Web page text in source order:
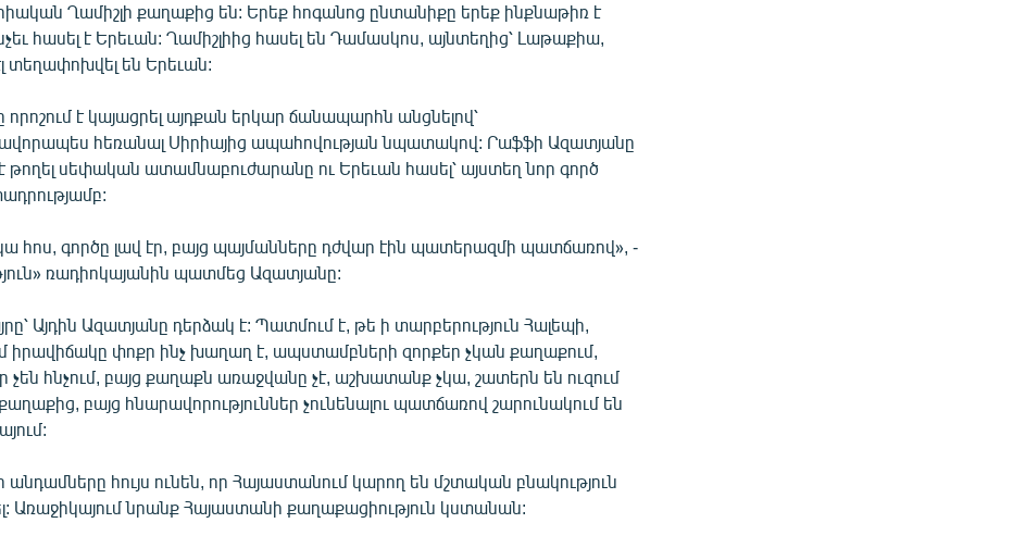
Ղամիշլի քաղաքից են: Երեք հոգանոց ընտանիքը երեք ինքնաթիռ է
հասել է Երեւան: Ղամիշլիից հասել են Դամասկոս, այնտեղից՝ Լաթաքիա,
տեղափոխվել են Երեւան:
է կայացրել այդքան երկար ճանապարհն անցնելով՝
հեռանալ Սիրիայից ապահովության նպատակով: Րաֆֆի Ազատյանը
թողել սեփական ատամնաբուժարանը ու Երեւան հասել՝ այստեղ նոր գործ
հոս, գործը լավ էր, բայց պայմանները դժվար էին պատերազմի պատճառով», -
ռադիոկայանին պատմեց Ազատյանը:
Այդին Ազատյանը դերձակ է: Պատմում է, թե ի տարբերություն Հալեպի,
իրավիճակը փոքր ինչ խաղաղ է, ապստամբների զորքեր չկան քաղաքում,
չեն հնչում, բայց քաղաքն առաջվանը չէ, աշխատանք չկա, շատերն են ուզում
բայց հնարավորություններ չունենալու պատճառով շարունակում են
հույս ունեն, որ Հայաստանում կարող են մշտական բնակություն
Առաջիկայում նրանք Հայաստանի քաղաքացիություն կստանան: